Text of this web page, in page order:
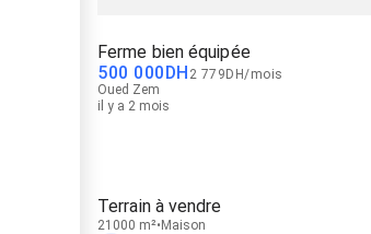
Ferme bien équipée
500 000DH 2 779DH/mois
Oued Zem
il y a 2 mois
Terrain à vendre
21000 m² Maison